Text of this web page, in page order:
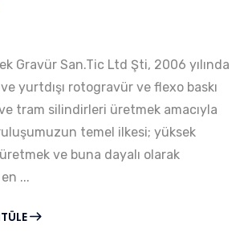
Gravür San.Tic Ltd Şti, 2006 yılında
yurtdışı rotogravür ve flexo baskı
tram silindirleri üretmek amacıyla
temel ilkesi; yüksek
ve buna dayalı olarak
...